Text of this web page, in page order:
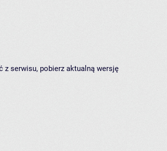
z serwisu, pobierz aktualną wersję